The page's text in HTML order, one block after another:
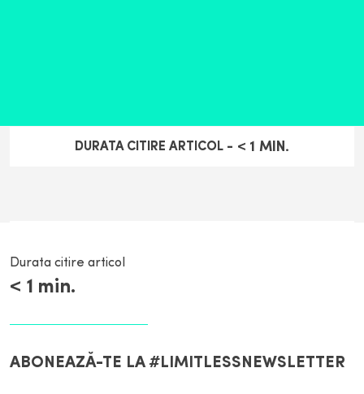
DURATA CITIRE ARTICOL - < 1 MIN.
Durata citire articol
< 1 min.
ABONEAZĂ-TE LA #LIMITLESSNEWSLETTER